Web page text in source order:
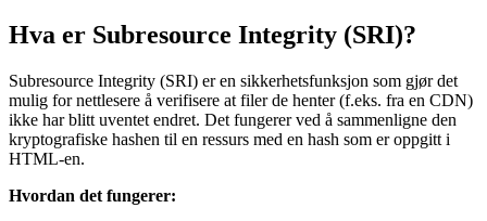
Hva er Subresource Integrity (SRI)?
Subresource Integrity (SRI) er en sikkerhetsfunksjon som gjør det
mulig for nettlesere å verifisere at filer de henter (f.eks. fra en CDN)
ikke har blitt uventet endret. Det fungerer ved å sammenligne den
kryptografiske hashen til en ressurs med en hash som er oppgitt i
HTML-en.
Hvordan det fungerer: